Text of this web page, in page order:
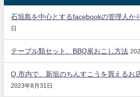
石垣島を中心とするfacebookの管理人か
日
テーブル類セット、BBQ炭おこし方法
Q.市内で、新垣のちんすこうを買えるお
2023年8月31日